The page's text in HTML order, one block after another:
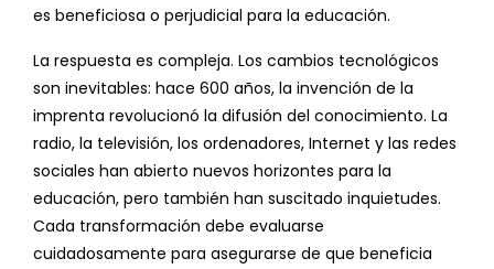
es beneficiosa o perjudicial para la educación.
La respuesta es compleja. Los cambios tecnológicos
son inevitables: hace 600 años, la invención de la
imprenta revolucionó la difusión del conocimiento. La
radio, la televisión, los ordenadores, Internet y las redes
sociales han abierto nuevos horizontes para la
educación, pero también han suscitado inquietudes.
Cada transformación debe evaluarse
cuidadosamente para asegurarse de que beneficia